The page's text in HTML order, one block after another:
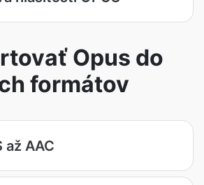
Opus do
formátov
až AAC